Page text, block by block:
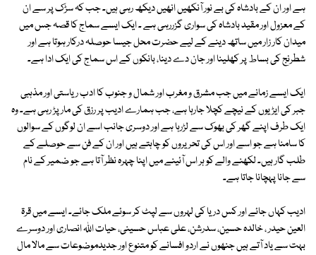
ہے اور ان کے بادشاہ کی بے نور آنکھیں انھیں دیکھ رہی ہیں۔ جب کہ سڑک پر سے ان
کے معزول اور مقید بادشاہ کی سواری گزررہی ہے ۔ ایک ایسے سماج کا قصہ جس میں
میدان کار زار میں ساتھ دینے کے لیے حضرت محل جیسا حوصلہ درکار ہوتا ہے اور
شطرنج کی بساط پر کھلینا اور جان دے دینا، بانکوں کے اس سماج کی ایک ادا ہے۔
ایک ایسے زمانے میں جب مشرق و مغرب اور شمال و جنوب کا ادب ریاستی اور مذہبی
جبر کی ایڑیوں کے نیچے کچلا جارہا ہے، جب ہمارے ادیب پر رزق کی مار پڑ رہی ہے۔ وہ
ایک طرف اپنے گھر کی بھوک سے لڑرہا ہے اور دوسری جانب اسے ان لوگوں کے سوالوں
کا سامنا ہے جو اسے اور اس کی تحریروں کو چاہتے ہیں اور ان کے فن سے حوصلے کے
طلب گار ہیں۔ لکھنے والے کو ہر اس آئینے میں اپنا چہرہ نظر آتا ہے جو ضمیر کے نام
سے جانا پہچانا جاتا ہے۔
ادیب کہاں جائے اور کس دریا کی لہروں سے لپٹ کر سوئے ملک جائے۔ ایسے میں قرۃ
العین حیدر ، خالدہ حسین، سدرشن، علی عباس حسینی، حیات اللہ انصاری اور دوسرے
بہت سے یاد آتے ہیں جنھوں نے اردو افسانے کو متنوع اور جدیدموضوعات سے مالا مال